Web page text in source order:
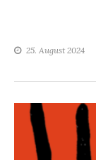
25. August 2024